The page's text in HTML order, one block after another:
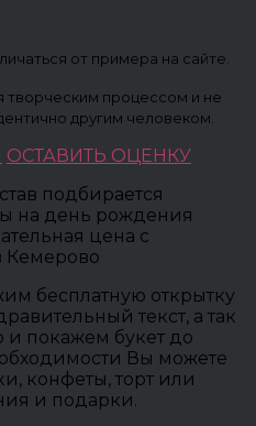
от примера на сайте.
творческим процессом и не
другим человеком.
ОСТАВИТЬ ОЦЕНКУ
подбирается
на день рождения
цена с
Кемерово
бесплатную открытку
текст, а так
покажем букет до
Вы можете
конфеты, торт или
и подарки.